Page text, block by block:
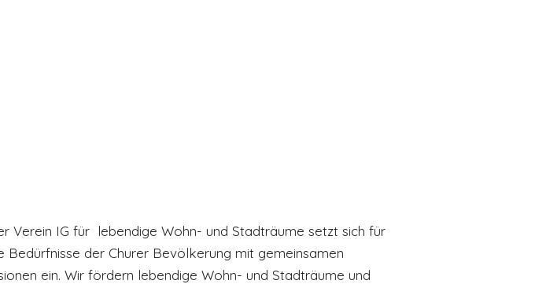
Verein IG für lebendige Wohn- und Stadträume setzt sich für
Bedürfnisse der Churer Bevölkerung mit gemeinsamen
ein. Wir fördern lebendige Wohn- und Stadträume und